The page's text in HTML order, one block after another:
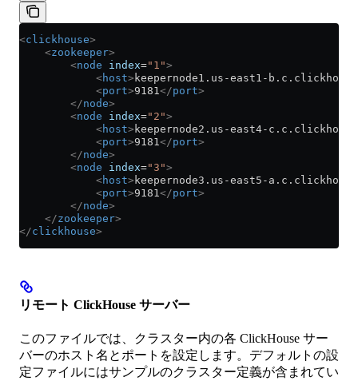
<clickhouse>
    <
zookeeper>
        <
node index="1">
            <
host> keepernode1.us-east1-
            <
port>9181 </port>
        </
node>
        <
node index="2">
            <
host> keepernode2.us-east4-
            <
port>9181 </port>
        </
node>
        <
node index="3">
            <
host> keepernode3.us-east5-
            <
port>9181 </port>
        </
node>
    </
zookeeper>
</clickhouse>
リモート ClickHouse サーバー
このファイルでは、クラスター内の各 ClickHouse サー
バーのホスト名とポートを設定します。デフォルトの設
定ファイルにはサンプルのクラスター定義が含まれてい